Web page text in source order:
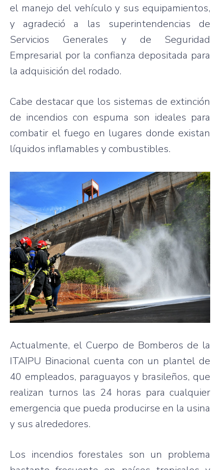
el manejo del vehículo y sus equipamientos,
y agradeció a las superintendencias de
Servicios Generales y de Seguridad
Empresarial por la confianza depositada para
la adquisición del rodado.
Cabe destacar que los sistemas de extinción
de incendios con espuma son ideales para
combatir el fuego en lugares donde existan
líquidos inflamables y combustibles.
Actualmente, el Cuerpo de Bomberos de la
ITAIPU Binacional cuenta con un plantel de
40 empleados, paraguayos y brasileños, que
realizan turnos las 24 horas para cualquier
emergencia que pueda producirse en la usina
y sus alrededores.
Los incendios forestales son un problema